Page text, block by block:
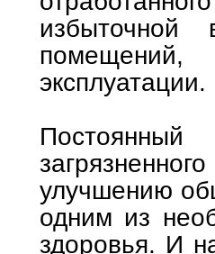
эксплуатации.
улучшению
одним из
здоровья. И